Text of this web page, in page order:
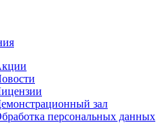
зал
персональных данных